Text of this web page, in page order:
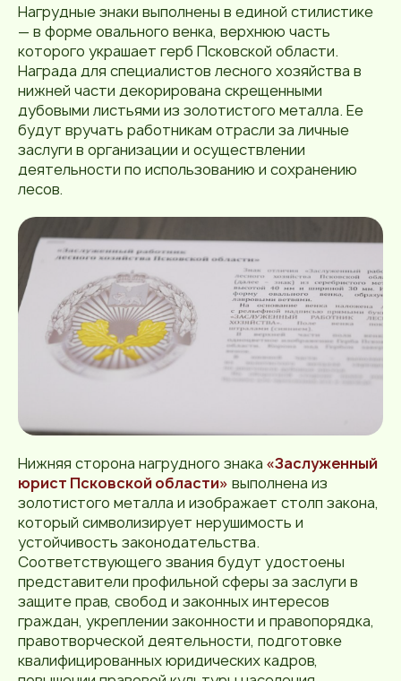
Нагрудные знаки выполнены в единой стилистике
— в форме овального венка, верхнюю часть
которого украшает герб Псковской области.
Награда для специалистов лесного хозяйства в
нижней части декорирована скрещенными
дубовыми листьями из золотистого металла. Ее
будут вручать работникам отрасли за личные
заслуги в организации и осуществлении
деятельности по использованию и сохранению
лесов.
Нижняя сторона нагрудного знака «Заслуженный
юрист Псковской области» выполнена из
золотистого металла и изображает столп закона,
который символизирует нерушимость и
устойчивость законодательства.
Соответствующего звания будут удостоены
представители профильной сферы за заслуги в
защите прав, свобод и законных интересов
граждан, укреплении законности и правопорядка,
правотворческой деятельности, подготовке
квалифицированных юридических кадров,